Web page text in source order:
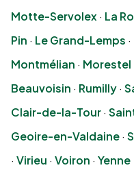
Motte-Servolex· La
Pin · Le Grand-Lemps ·
Montmélian · Morestel
Beauvoisin · Rumilly·
Clair-de-la-Tour·
Geoire-en-Valdaine·
· Virieu · Voiron · Yenne